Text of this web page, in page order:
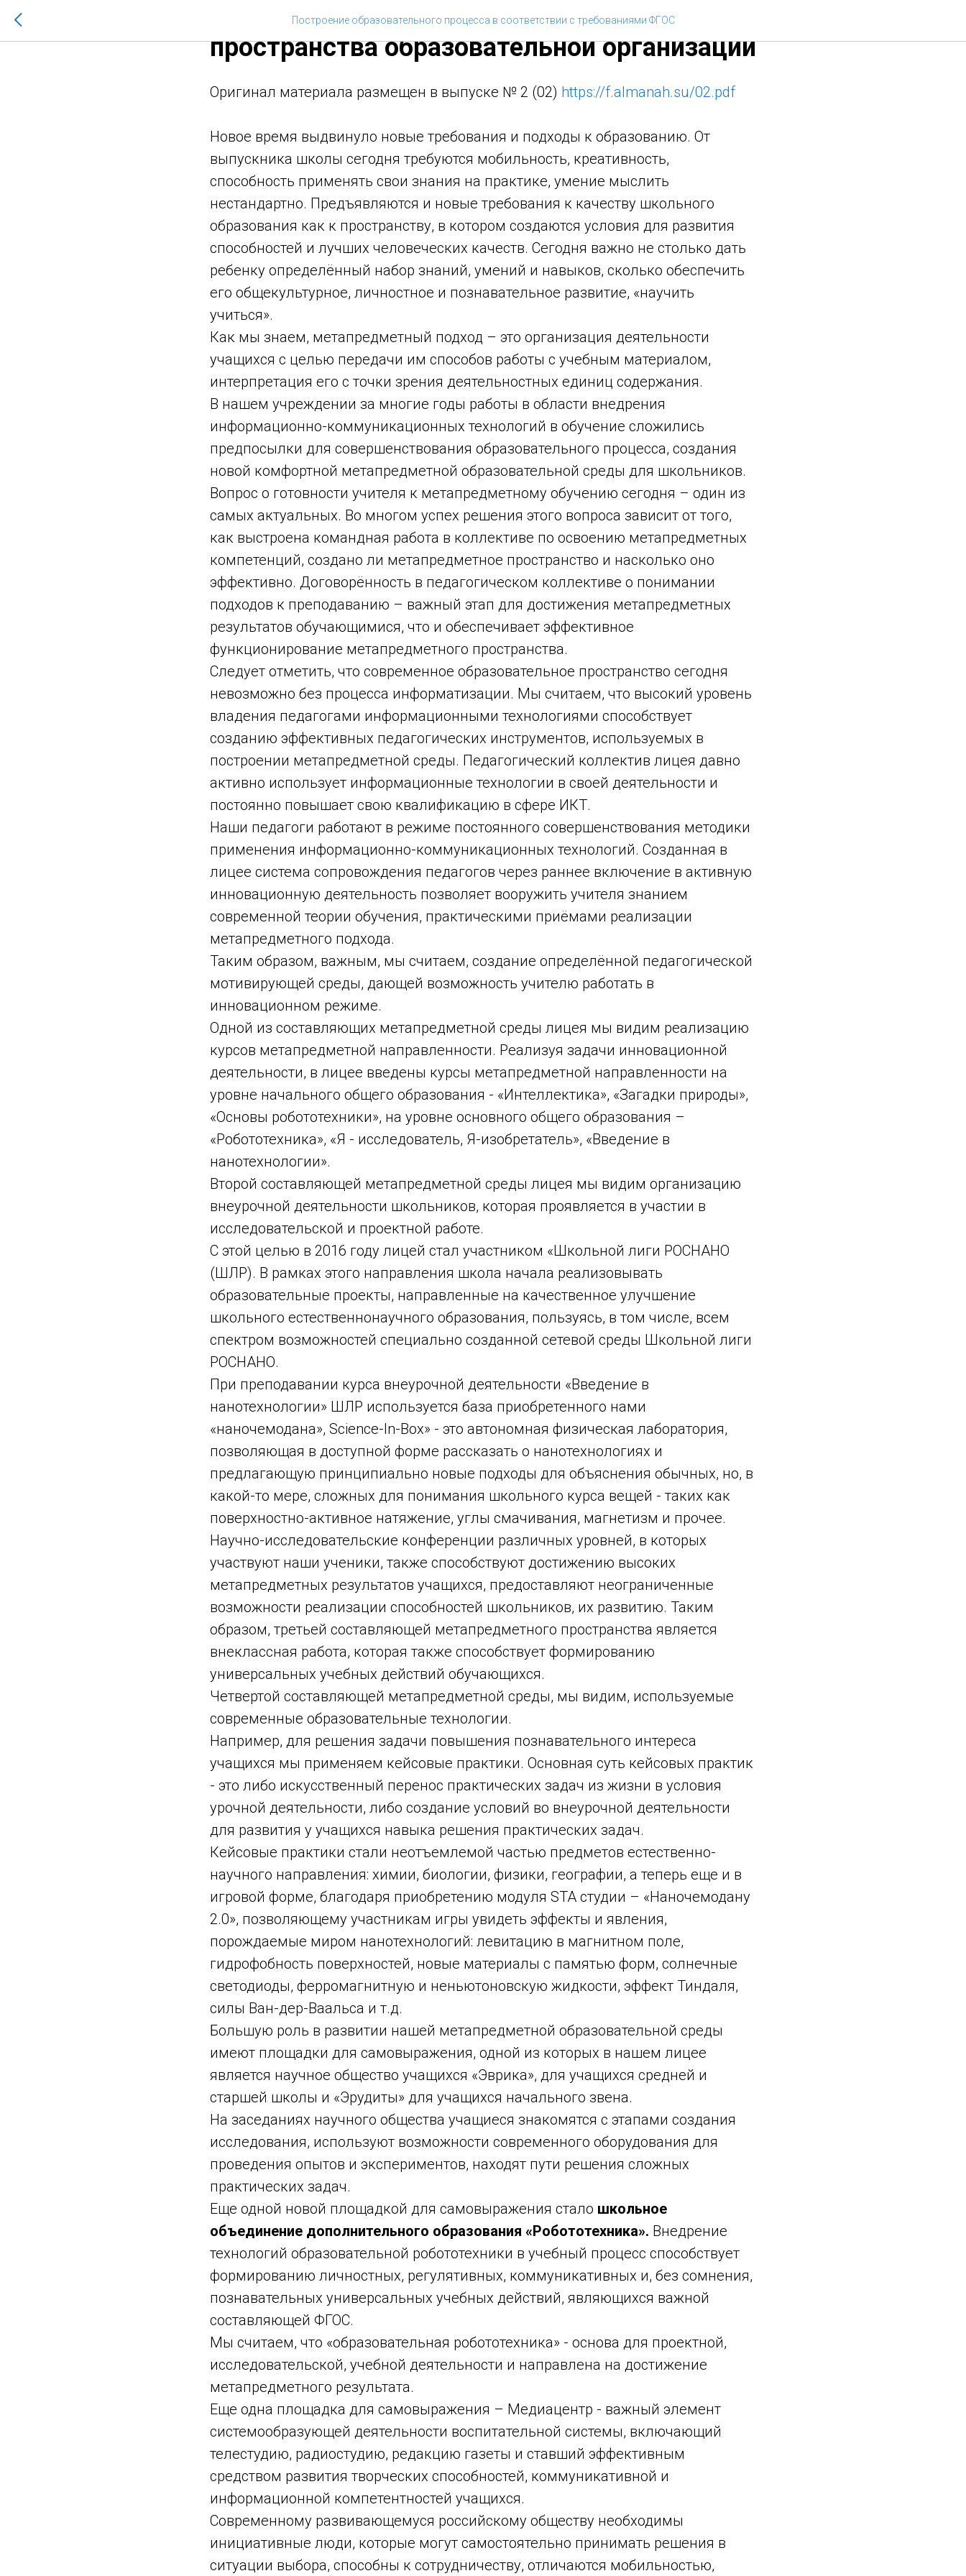
Построение образовательного процесса в соответствии с требованиями ФГОС
Кучина И.В. Организация метапредметного
пространства образовательной организации
Оригинaл материала размещен в выпуске № 2 (02) https://f.almanah.su/02.pdf
Новое время выдвинуло новые требования и подходы к образованию. От
выпускника школы сегодня требуются мобильность, креативность,
способность применять свои знания на практике, умение мыслить
нестандартно. Предъявляются и новые требования к качеству школьного
образования как к пространству, в котором создаются условия для развития
способностей и лучших человеческих качеств. Сегодня важно не столько дать
ребенку определённый набор знаний, умений и навыков, сколько обеспечить
его общекультурное, личностное и познавательное развитие, «научить
учиться».
Как мы знаем, метапредметный подход – это организация деятельности
учащихся с целью передачи им способов работы с учебным материалом,
интерпретация его с точки зрения деятельностных единиц содержания.
В нашем учреждении за многие годы работы в области внедрения
информационно-коммуникационных технологий в обучение сложились
предпосылки для совершенствования образовательного процесса, создания
новой комфортной метапредметной образовательной среды для школьников.
Вопрос о готовности учителя к метапредметному обучению сегодня – один из
самых актуальных. Во многом успех решения этого вопроса зависит от того,
как выстроена командная работа в коллективе по освоению метапредметных
компетенций, создано ли метапредметное пространство и насколько оно
эффективно. Договорённость в педагогическом коллективе о понимании
подходов к преподаванию – важный этап для достижения метапредметных
результатов обучающимися, что и обеспечивает эффективное
функционирование метапредметного пространства.
Следует отметить, что современное образовательное пространство сегодня
невозможно без процесса информатизации. Мы считаем, что высокий уровень
владения педагогами информационными технологиями способствует
созданию эффективных педагогических инструментов, используемых в
построении метапредметной среды. Педагогический коллектив лицея давно
активно использует информационные технологии в своей деятельности и
постоянно повышает свою квалификацию в сфере ИКТ.
Наши педагоги работают в режиме постоянного совершенствования методики
применения информационно-коммуникационных технологий. Созданная в
лицее система сопровождения педагогов через раннее включение в активную
инновационную деятельность позволяет вооружить учителя знанием
современной теории обучения, практическими приёмами реализации
метапредметного подхода.
Таким образом, важным, мы считаем, создание определённой педагогической
мотивирующей среды, дающей возможность учителю работать в
инновационном режиме.
Одной из составляющих метапредметной среды лицея мы видим реализацию
курсов метапредметной направленности. Реализуя задачи инновационной
деятельности, в лицее введены курсы метапредметной направленности на
уровне начального общего образования - «Интеллектика», «Загадки природы»,
«Основы робототехники», на уровне основного общего образования –
«Робототехника», «Я - исследователь, Я-изобретатель», «Введение в
нанотехнологии».
Второй составляющей метапредметной среды лицея мы видим организацию
внеурочной деятельности школьников, которая проявляется в участии в
исследовательской и проектной работе.
С этой целью в 2016 году лицей стал участником «Школьной лиги РОСНАНО
(ШЛР). В рамках этого направления школа начала реализовывать
образовательные проекты, направленные на качественное улучшение
школьного естественнонаучного образования, пользуясь, в том числе, всем
спектром возможностей специально созданной сетевой среды Школьной лиги
РОСНАНО.
При преподавании курса внеурочной деятельности «Введение в
нанотехнологии» ШЛР используется база приобретенного нами
«наночемодана», Science-In-Box» - это автономная физическая лаборатория,
позволяющая в доступной форме рассказать о нанотехнологиях и
предлагающую принципиально новые подходы для объяснения обычных, но, в
какой-то мере, сложных для понимания школьного курса вещей - таких как
поверхностно-активное натяжение, углы смачивания, магнетизм и прочее.
Научно-исследовательские конференции различных уровней, в которых
участвуют наши ученики, также способствуют достижению высоких
метапредметных результатов учащихся, предоставляют неограниченные
возможности реализации способностей школьников, их развитию. Таким
образом, третьей составляющей метапредметного пространства является
внеклассная работа, которая также способствует формированию
универсальных учебных действий обучающихся.
Четвертой составляющей метапредметной среды, мы видим, используемые
современные образовательные технологии.
Например, для решения задачи повышения познавательного интереса
учащихся мы применяем кейсовые практики. Основная суть кейсовых практик
- это либо искусственный перенос практических задач из жизни в условия
урочной деятельности, либо создание условий во внеурочной деятельности
для развития у учащихся навыка решения практических задач.
Кейсовые практики стали неотъемлемой частью предметов естественно-
научного направления: химии, биологии, физики, географии, а теперь еще и в
игровой форме, благодаря приобретению модуля STA студии – «Наночемодану
2.0», позволяющему участникам игры увидеть эффекты и явления,
порождаемые миром нанотехнологий: левитацию в магнитном поле,
гидрофобность поверхностей, новые материалы с памятью форм, солнечные
светодиоды, ферромагнитную и неньютоновскую жидкости, эффект Тиндаля,
силы Ван-дер-Ваальса и т.д.
Большую роль в развитии нашей метапредметной образовательной среды
имеют площадки для самовыражения, одной из которых в нашем лицее
является научное общество учащихся «Эврика», для учащихся средней и
старшей школы и «Эрудиты» для учащихся начального звена.
На заседаниях научного общества учащиеся знакомятся с этапами создания
исследования, используют возможности современного оборудования для
проведения опытов и экспериментов, находят пути решения сложных
практических задач.
Еще одной новой площадкой для самовыражения стало школьное
объединение дополнительного образования «Робототехника». Внедрение
технологий образовательной робототехники в учебный процесс способствует
формированию личностных, регулятивных, коммуникативных и, без сомнения,
познавательных универсальных учебных действий, являющихся важной
составляющей ФГОС.
Мы считаем, что «образовательная робототехника» - основа для проектной,
исследовательской, учебной деятельности и направлена на достижение
метапредметного результата.
Еще одна площадка для самовыражения – Медиацентр - важный элемент
системообразующей деятельности воспитательной системы, включающий
телестудию, радиостудию, редакцию газеты и ставший эффективным
средством развития творческих способностей, коммуникативной и
информационной компетентностей учащихся.
Современному развивающемуся российскому обществу необходимы
инициативные люди, которые могут самостоятельно принимать решения в
ситуации выбора, способны к сотрудничеству, отличаются мобильностью,